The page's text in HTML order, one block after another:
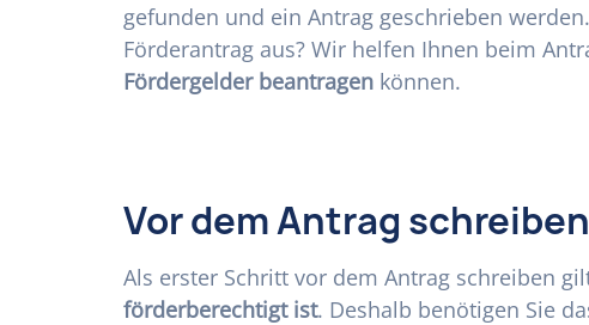
gefunden und ein Antrag geschrieben
Förderantrag aus? Wir helfen Ihnen beim
Fördergelder beantragen können.
Vor dem Antrag schreiben
Als erster Schritt vor dem Antrag schreiben
förderberechtigt ist. Deshalb benötigen Sie